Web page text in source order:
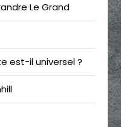
Le Grand
est-il universel ?